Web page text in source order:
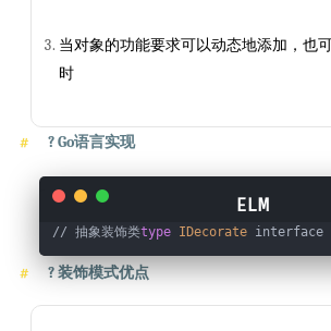
当对象的功能要求可以动态地添加，也
时
?Go语言实现
// 抽象装饰类type IDecorate interface
?装饰模式优点